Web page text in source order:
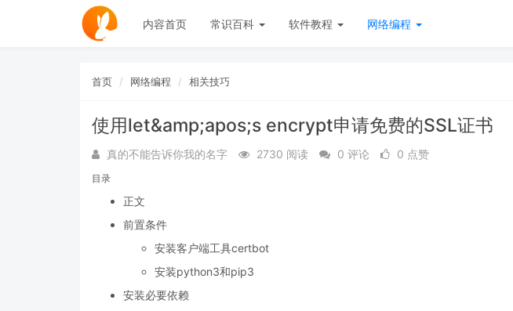
内容首页 常识百科 软件教程 网络编程
首页 网络编程 相关技巧
使用let&amp;apos;s encrypt申请免费的SSL证书
真的不能告诉你我的名字 2730 阅读 0 评论 0 点赞
目录
正文
前置条件
安装客户端工具certbot
安装python3和pip3
安装必要依赖